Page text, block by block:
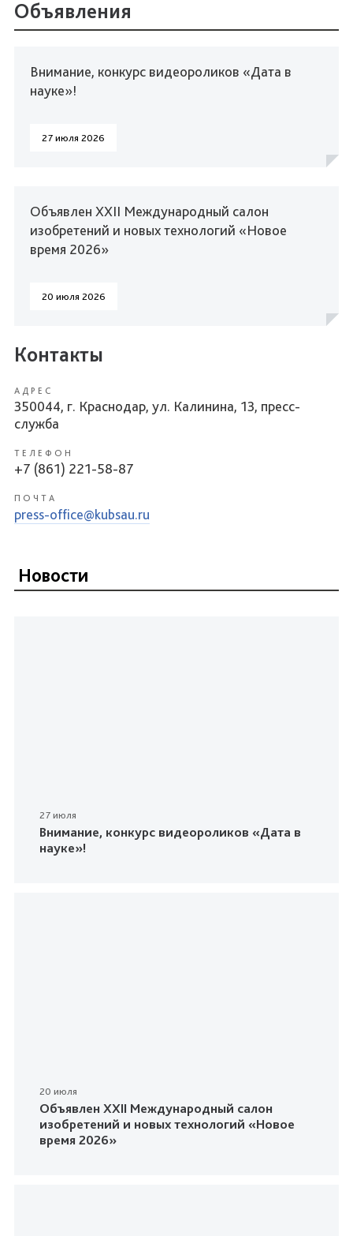
Объявления
Внимание, конкурс видеороликов «Дата в
науке»!
27 июля 2026
Объявлен XXII Международный салон
изобретений и новых технологий «Новое
время 2026»
20 июля 2026
Контакты
АДРЕС
350044, г. Краснодар, ул. Калинина, 13, пресс-
служба
ТЕЛЕФОН
+7 (861) 221-58-87
ПОЧТА
press-office@kubsau.ru
Новости
27 июля
Внимание, конкурс видеороликов «Дата в
науке»!
20 июля
Объявлен XXII Международный салон
изобретений и новых технологий «Новое
время 2026»